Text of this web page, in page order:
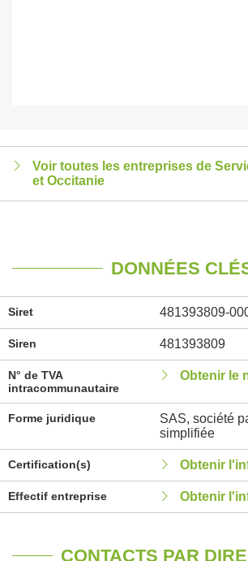
Voir toutes les entreprises de
et Occitanie
DONNÉES
Siret 481393809-
Siren 481393809
N° de TVA
intracommunautaire
Obtenir le
Forme juridique
SAS, société
simplifiée
Certification(s) Obtenir
Effectif entreprise Obtenir
CONTACTS PAR